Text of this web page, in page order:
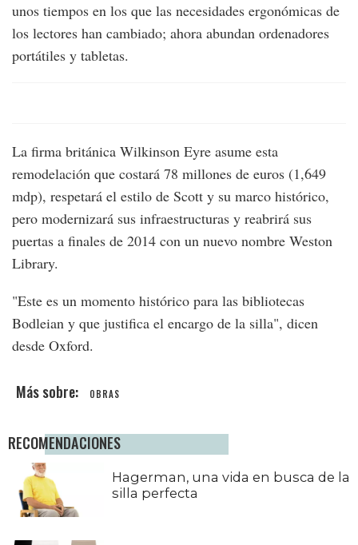
unos tiempos en los que las necesidades ergonómicas de
los lectores han cambiado; ahora abundan ordenadores
portátiles y tabletas.
La firma británica Wilkinson Eyre asume esta
remodelación que costará 78 millones de euros (1,649
mdp), respetará el estilo de Scott y su marco histórico,
pero modernizará sus infraestructuras y reabrirá sus
puertas a finales de 2014 con un nuevo nombre Weston
Library.
"Este es un momento histórico para las bibliotecas
Bodleian y que justifica el encargo de la silla", dicen
desde Oxford.
OBRAS
RECOMENDACIONES
Hagerman, una vida en busca de la
silla perfecta